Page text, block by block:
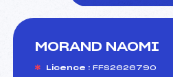
MORAND NAOMI
Licence : FFS2626790